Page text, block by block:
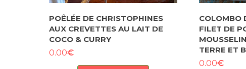
POÊLÉE DE CHRISTOPHINES
AUX CREVETTES AU LAIT DE
COCO & CURRY
0.00€
COLOMBO
FILET DE
TERRE ET
0.00€